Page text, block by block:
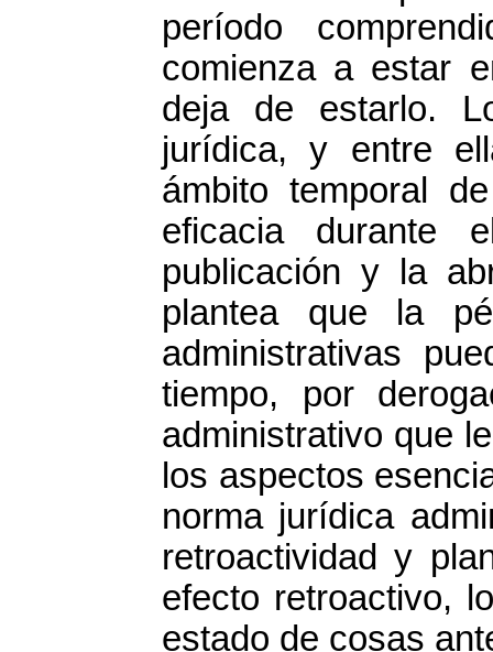
período
comienza a estar
deja de estarlo.
jurídica, y entre
ámbito temporal
eficacia durante
publicación y la
plantea que la
administrativas
tiempo, por
administrativo que
los aspectos
norma jurídica
retroactividad y
efecto retroactivo,
estado de cosas